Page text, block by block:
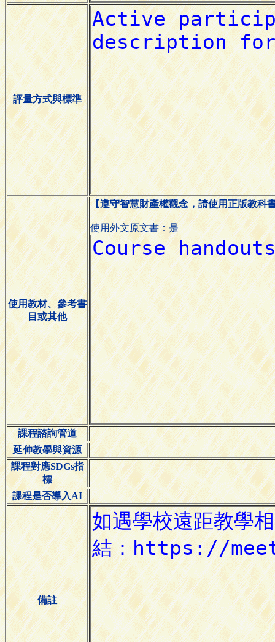
評量方式與標準
使用教材、參考書
目或其他
【遵守智慧財產權觀念，請使用正版教科
使用外文原文書：是
課程諮詢管道
延伸教學與資源
課程對應SDGs指
標
課程是否導入AI
備註